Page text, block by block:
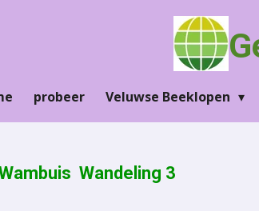
probeer Veluwse Beeklopen
Wambuis Wandeling